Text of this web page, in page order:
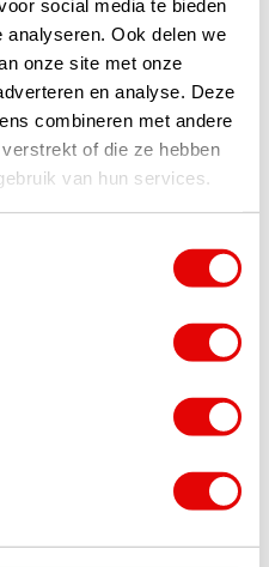
social media te bieden
Ook delen we
onze site met onze
en analyse. Deze
combineren met andere
of die ze hebben
van hun services.
sich selbst, aber noch schöner ...
weiterlesen
€21,00
€14,95
-29%
SALE
Golfhandtuch - Rot Grau
Originelles Golfhandtuch mit
lustigem Text, aus hochwertiger
Gramm / M2). Schön für sich